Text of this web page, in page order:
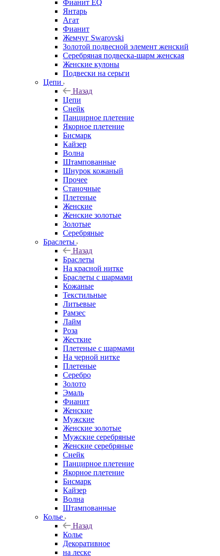
Фианит EQ
Янтарь
Агат
Фианит
Жемчуг Swarovski
Золотой подвесной элемент женcкий
Серебряная подвеска-шарм женская
Женские кулоны
Подвески на серьги
Цепи
Назад
Цепи
Снейк
Панцирное плетение
Якорное плетение
Бисмарк
Кайзер
Волна
Штампованные
Шнурок кожаный
Прочее
Станочные
Плетеные
Женские
Женские золотые
Золотые
Серебряные
Браслеты
Назад
Браслеты
На красной нитке
Браслеты с шармами
Кожаные
Текстильные
Литьевые
Рамзес
Лайм
Роза
Жесткие
Плетеные с шармами
На черной нитке
Плетеные
Серебро
Золото
Эмаль
Фианит
Женские
Мужские
Женские золотые
Мужские серебряные
Женские серебряные
Снейк
Панцирное плетение
Якорное плетение
Бисмарк
Кайзер
Волна
Штампованные
Колье
Назад
Колье
Декоративное
на леске